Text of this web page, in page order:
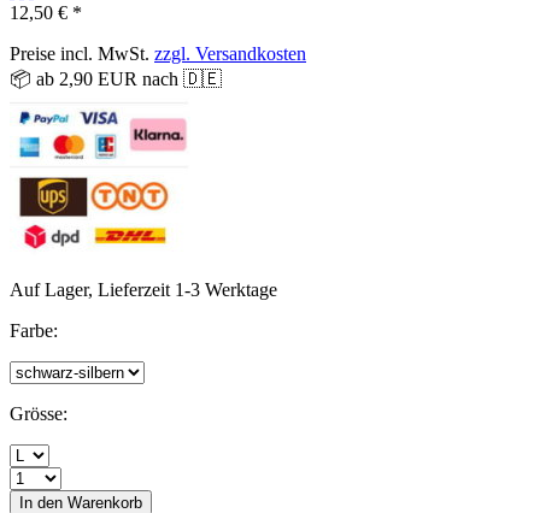
12,50 € *
Preise incl. MwSt. zzgl. Versandkosten
📦 ab 2,90 EUR nach 🇩🇪
Auf Lager, Lieferzeit 1-3 Werktage
Farbe:
Grösse:
In den Warenkorb